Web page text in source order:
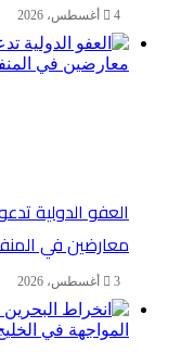
4 أغسطس، 2026
العفو الدولية
معارضين في
3 أغسطس، 2026